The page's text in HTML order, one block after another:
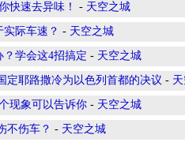
快速去异味！ - 天空之城
际车速？ - 天空之城
学会这4招搞定 - 天空之城
定耶路撒冷为以色列首都的决议 -
现象可以告诉你 - 天空之城
不伤车？ - 天空之城